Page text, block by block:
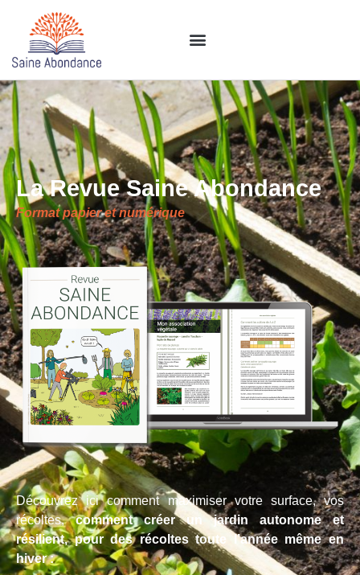
La Revue Saine Abondance
Format papier et numérique
Découvrez ici comment maximiser votre surface, vos
récoltes,comment créer un jardin autonome et
résilient, pour des récoltes toute l’année même en
hiver :